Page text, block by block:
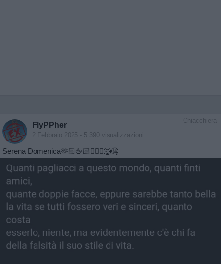
Chiacchiera
FlyPPher
2 Febbraio 2025 - 5.390 visualizzazioni
Serena Domenica🫶🏻🖕🏻🤷🏼‍♂️🐺🤐